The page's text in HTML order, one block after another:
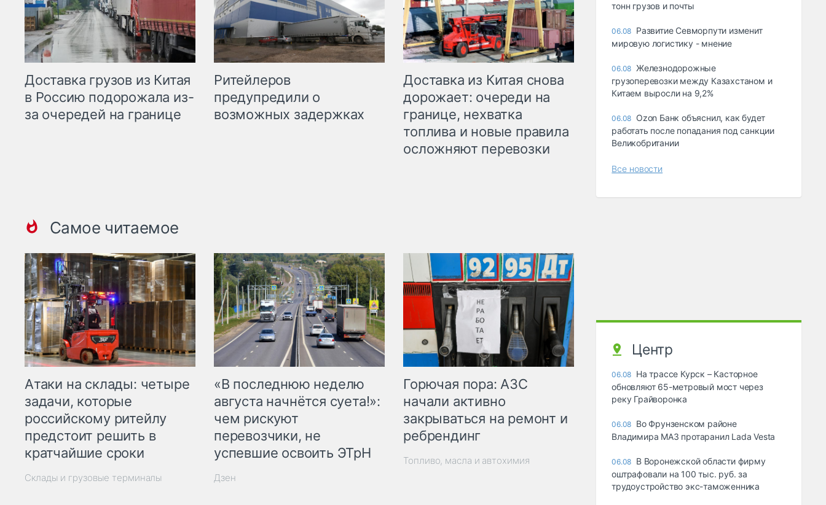
Доставка грузов из Китая
в Россию подорожала из-
за очередей на границе
Ритейлеров
предупредили о
возможных задержках
Доставка из Китая снова
дорожает: очереди на
границе, нехватка
топлива и новые правила
осложняют перевозки
Самое читаемое
Атаки на склады: четыре
задачи, которые
российскому ритейлу
предстоит решить в
кратчайшие сроки
Склады и грузовые терминалы
«В последнюю неделю
августа начнётся суета!»:
чем рискуют
перевозчики, не
успевшие освоить ЭТрН
Дзен
Горючая пора: АЗС
начали активно
закрываться на ремонт и
ребрендинг
Топливо, масла и автохимия
тонн грузов и почты
06.08 Развитие Севморпути изменит
мировую логистику - мнение
06.08 Железнодорожные
грузоперевозки между Казахстаном и
Китаем выросли на 9,2%
06.08 Ozon Банк объяснил, как будет
работать после попадания под санкции
Великобритании
Все новости
Центр
06.08 На трассе Курск – Касторное
обновляют 65-метровый мост через
реку Грайворонка
06.08 Во Фрунзенском районе
Владимира МАЗ протаранил Lada Vesta
06.08 В Воронежской области фирму
оштрафовали на 100 тыс. руб. за
трудоустройство экс-таможенника